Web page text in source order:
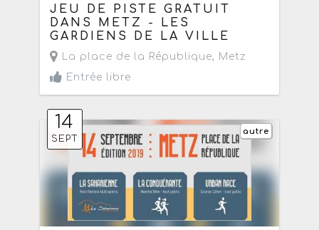
JEU DE PISTE GRATUIT
DANS METZ - LES
GARDIENS DE LA VILLE
La place de la République, Metz
Entrée libre
14
SEPT
autre